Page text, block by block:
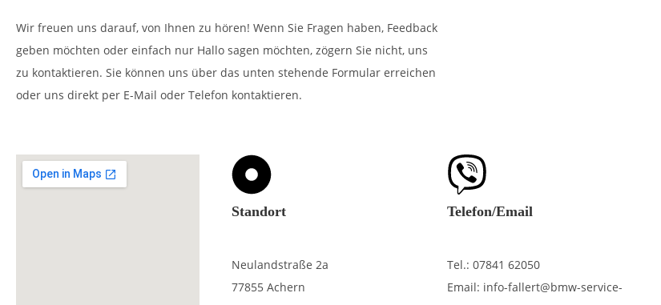
Wir freuen uns darauf, von Ihnen zu hören! Wenn Sie Fragen haben, Feedback
geben möchten oder einfach nur Hallo sagen möchten, zögern Sie nicht, uns
zu kontaktieren. Sie können uns über das unten stehende Formular erreichen
oder uns direkt per E-Mail oder Telefon kontaktieren.
Standort
Neulandstraße 2a
77855 Achern
Telefon/Email
Tel.: 07841 62050
Email: info-fallert@bmw-service-